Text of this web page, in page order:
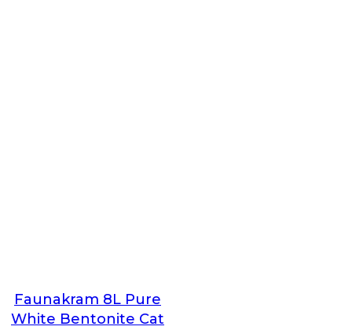
Faunakram 8L Pure
White Bentonite Cat